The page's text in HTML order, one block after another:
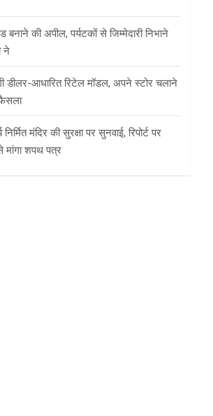
बनाने की अपील, पर्यटकों से जिम्मेदारी निभाने
ने
डीलर-आधारित रिटेल मॉडल, अपने स्टोर चलाने
निर्मित मंदिर की सुरक्षा पर सुनवाई, रिपोर्ट पर
मांगा शपथ पत्र